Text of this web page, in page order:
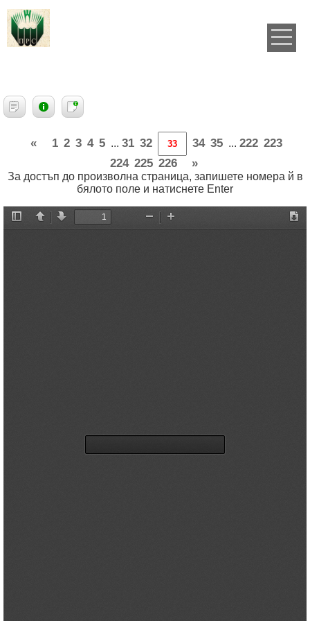
« 1 2 3 4 5 ... 31 32 34 35 ... 222 223
224 225 226 »
За достъп до произволна страница, запишете номера й в
бялото поле и натиснете Enter